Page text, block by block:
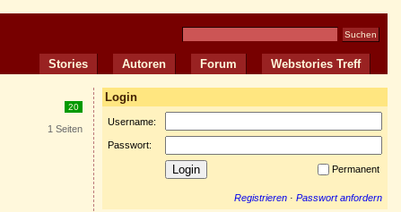
Stories Autoren Forum Webstories Treff
20
1 Seiten
Login
Username:
Passwort:
Permanent
Registrieren · Passwort anfordern